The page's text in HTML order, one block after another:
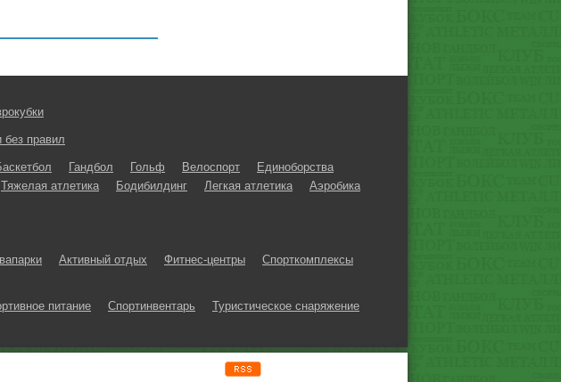
без правил
Гандбол Гольф Велоспорт
Единоборства
Тяжелая атлетика Бодибилдинг Легкая атлетика
Аэробика
Активный отдых Фитнес-центры
Спорткомплексы
питание Спортинвентарь
Туристическое снаряжение